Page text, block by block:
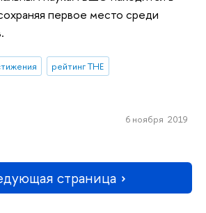
первое место среди
рейтинг THE
6 ноября 2019
страница